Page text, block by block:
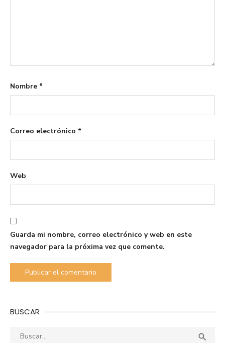
Nombre *
Correo electrónico *
Web
Guarda mi nombre, correo electrónico y web en este
navegador para la próxima vez que comente.
BUSCAR
Buscar: 